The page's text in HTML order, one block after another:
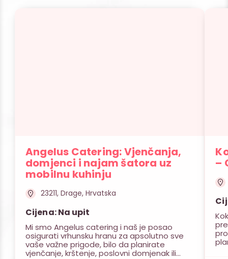
Angelus Catering: Vjenčanja,
domjenci i najam šatora uz
mobilnu kuhinju
23211, Drage, Hrvatska
Cijena: Na upit
Mi smo Angelus catering i naš je posao
osigurati vrhunsku hranu za apsolutno sve
vaše važne prigode, bilo da planirate
vjenčanje, krštenje, poslovni domjenak ili
–